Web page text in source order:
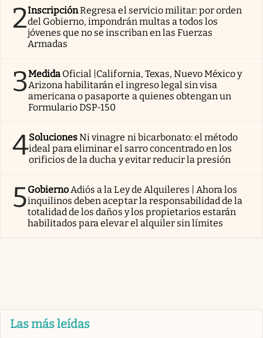
2InscripciónRegresa el servicio militar: por orden
del Gobierno, impondrán multas a todos los
jóvenes que no se inscriban en las Fuerzas
Armadas
3Medida Oficial |California, Texas, Nuevo México y
Arizona habilitarán el ingreso legal sin visa
americana o pasaporte a quienes obtengan un
Formulario DSP-150
4SolucionesNi vinagre ni bicarbonato: el método
ideal para eliminar el sarro concentrado en los
orificios de la ducha y evitar reducir la presión
5Gobierno Adiós a la Ley de Alquileres | Ahora los
inquilinos deben aceptar la responsabilidad de la
totalidad de los daños y los propietarios estarán
habilitados para elevar el alquiler sin límites
Las más leídas